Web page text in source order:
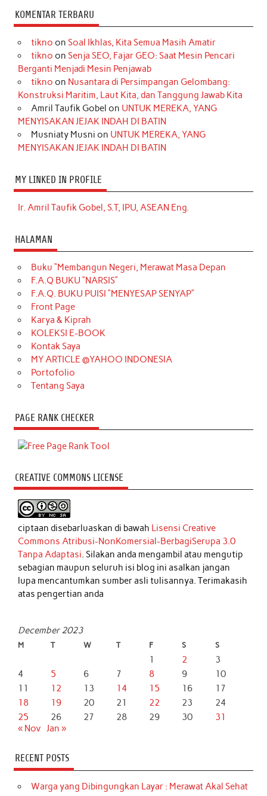
KOMENTAR TERBARU
tikno on Soal Ikhlas, Kita Semua Masih Amatir
tikno on Senja SEO, Fajar GEO: Saat Mesin Pencari
Berganti Menjadi Mesin Penjawab
tikno on Nusantara di Persimpangan Gelombang:
Konstruksi Maritim, Laut Kita, dan Tanggung Jawab Kita
Amril Taufik Gobel on UNTUK MEREKA, YANG
MENYISAKAN JEJAK INDAH DI BATIN
Musniaty Musni on UNTUK MEREKA, YANG
MENYISAKAN JEJAK INDAH DI BATIN
MY LINKED IN PROFILE
Ir. Amril Taufik Gobel, S.T, IPU, ASEAN Eng.
HALAMAN
Buku “Membangun Negeri, Merawat Masa Depan
F.A.Q BUKU “NARSIS”
F.A.Q. BUKU PUISI “MENYESAP SENYAP”
Front Page
Karya & Kiprah
KOLEKSI E-BOOK
Kontak Saya
MY ARTICLE @YAHOO INDONESIA
Portofolio
Tentang Saya
PAGE RANK CHECKER
CREATIVE COMMONS LICENSE
ciptaan disebarluaskan di bawah Lisensi Creative
Commons Atribusi-NonKomersial-BerbagiSerupa 3.0
Tanpa Adaptasi . Silakan anda mengambil atau mengutip
sebagian maupun seluruh isi blog ini asalkan jangan
lupa mencantumkan sumber asli tulisannya. Terimakasih
atas pengertian anda
December 2023
M T W T F S S
1 2
3
4
5 6 7 8 9
10
11
12 13 14 15 16
17
18
19 20 21 22 23
24
25
26 27 28 29 30
31
« Nov Jan »
RECENT POSTS
Warga yang Dibingungkan Layar : Merawat Akal Sehat